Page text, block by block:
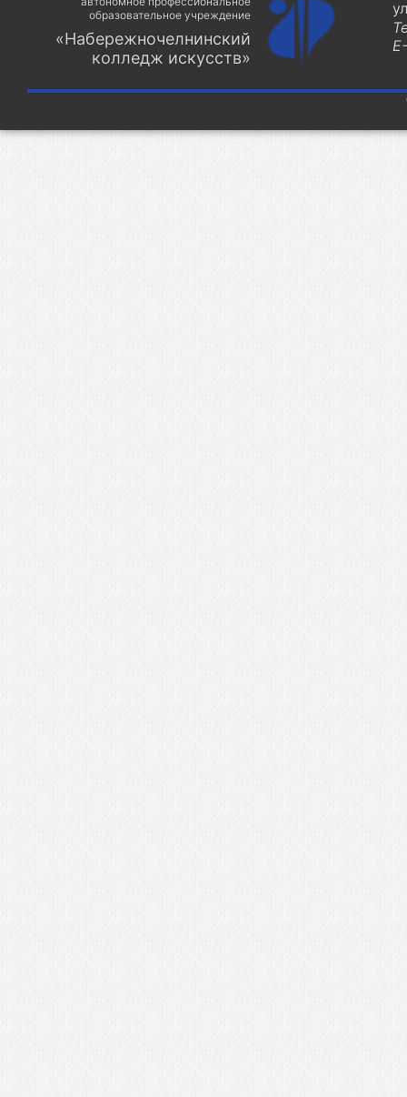
образовательное учреждение
«Набережночелнинский
колледж искусств»